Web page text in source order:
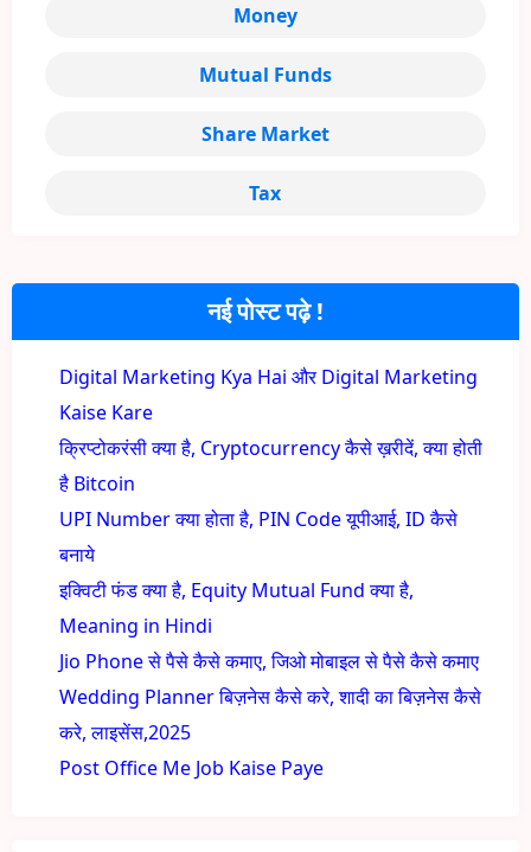
नई पोस्ट पढ़े !
Digital Marketing Kya Hai और Digital Marketing
Kaise Kare
क्रिप्टोकरंसी क्या है, Cryptocurrency कैसे ख़रीदें, क्या होती
है Bitcoin
UPI Number क्या होता है, PIN Code यूपीआई, ID कैसे
बनाये
इक्विटी फंड क्या है, Equity Mutual Fund क्या है,
Meaning in Hindi
Jio Phone से पैसे कैसे कमाए, जिओ मोबाइल से पैसे कैसे कमाए
Wedding Planner बिज़नेस कैसे करे, शादी का बिज़नेस कैसे
करे, लाइसेंस,2025
Post Office Me Job Kaise Paye
Money
Mutual Funds
Share Market
Tax